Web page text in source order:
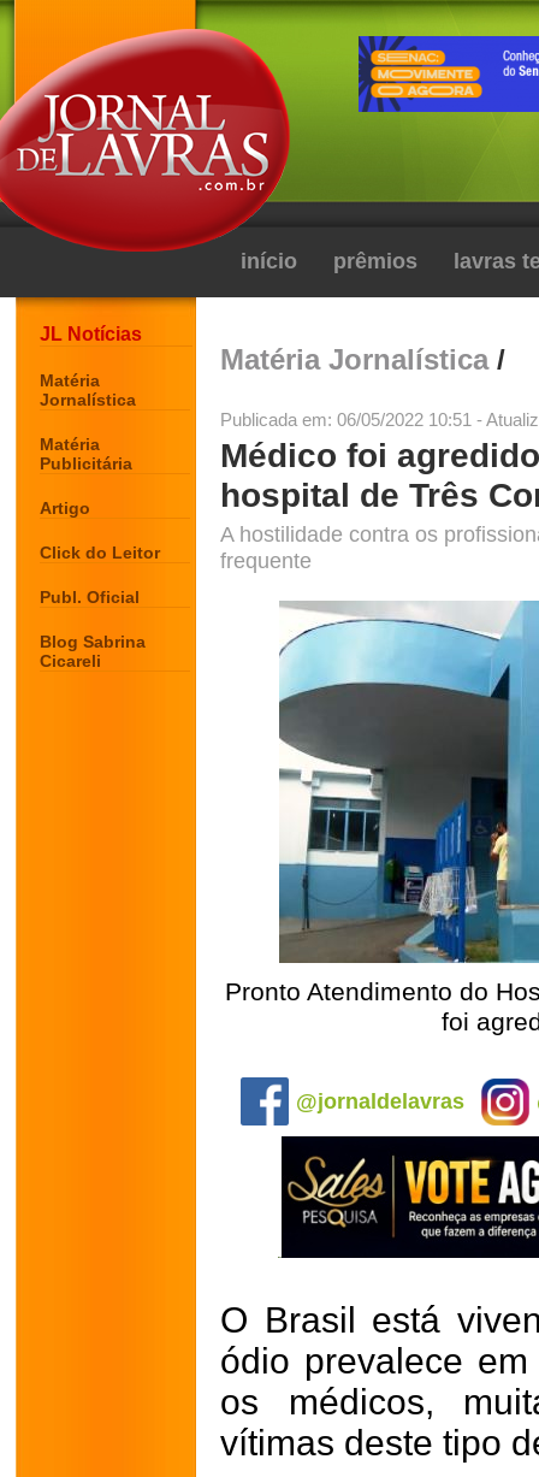
início prêmios lavras
JL Notícias
Matéria
Jornalística
Matéria
Publicitária
Artigo
Click do Leitor
Publ. Oficial
Blog Sabrina
Cicareli
Matéria Jornalística/
Publicada em: 06/05/2022 10:51 -
Médico foi
hospital de Três
A hostilidade contra os
frequente
Pronto Atendimento do
foi
@jornaldelavras
O Brasil está
ódio prevalece
os médicos,
vítimas deste tipo